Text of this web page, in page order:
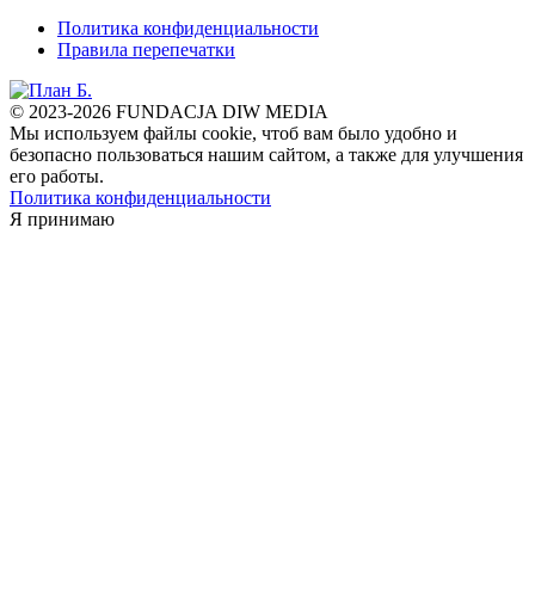
Политика конфиденциальности
Правила перепечатки
© 2023-2026 FUNDACJA DIW MEDIA
Мы используем файлы cookie, чтоб вам было удобно и
безопасно пользоваться нашим сайтом, а также для улучшения
его работы.
Политика конфиденциальности
Я принимаю